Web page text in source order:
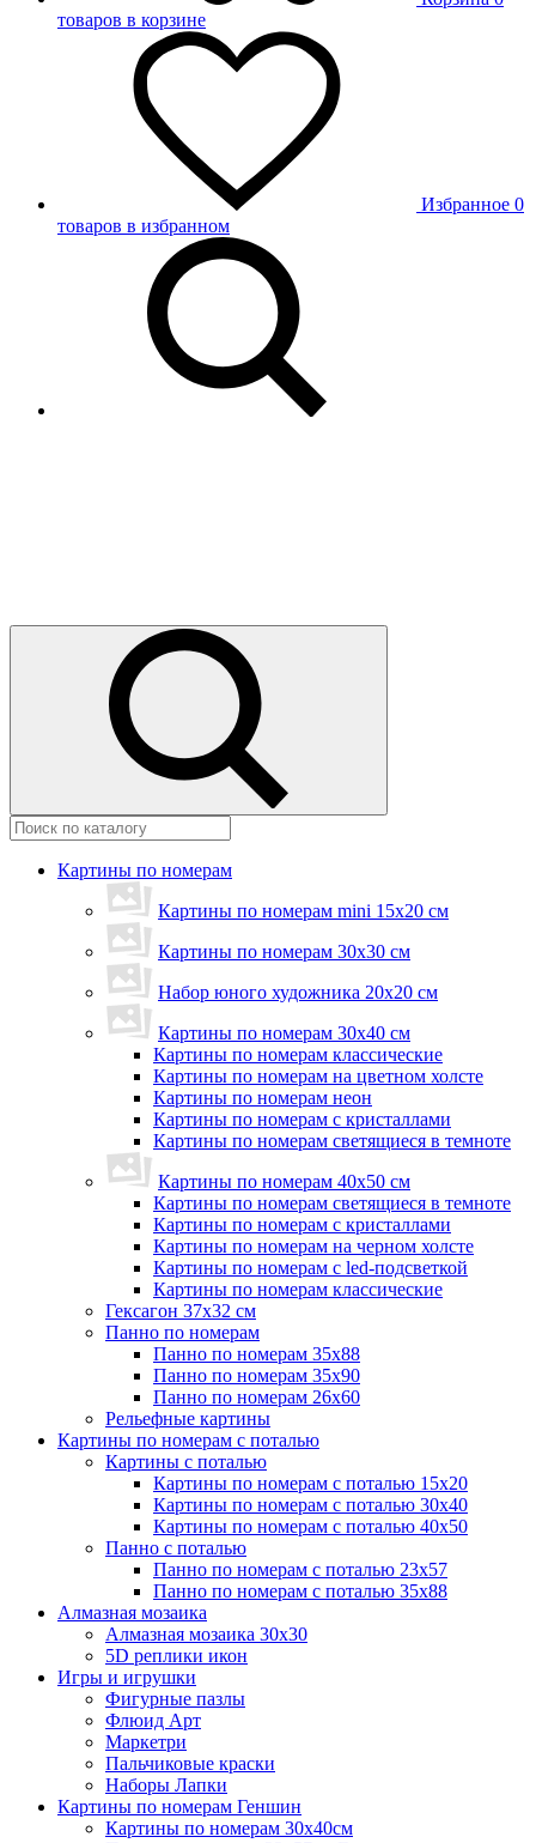
товаров в корзине
Избранное 0
товаров в избранном
Картины по номерам
Картины по номерам mini 15х20 см
Картины по номерам 30x30 см
Набор юного художника 20х20 см
Картины по номерам 30х40 см
Картины по номерам классические
Картины по номерам на цветном холсте
Картины по номерам неон
Картины по номерам с кристаллами
Картины по номерам светящиеся в темноте
Картины по номерам 40х50 см
Картины по номерам светящиеся в темноте
Картины по номерам с кристаллами
Картины по номерам на черном холсте
Картины по номерам с led-подсветкой
Картины по номерам классические
Гексагон 37х32 см
Панно по номерам
Панно по номерам 35х88
Панно по номерам 35х90
Панно по номерам 26х60
Рельефные картины
Картины по номерам с поталью
Картины с поталью
Картины по номерам с поталью 15х20
Картины по номерам с поталью 30х40
Картины по номерам с поталью 40х50
Панно с поталью
Панно по номерам с поталью 23х57
Панно по номерам с поталью 35х88
Алмазная мозаика
Алмазная мозаика 30х30
5D реплики икон
Игры и игрушки
Фигурные пазлы
Флюид Арт
Маркетри
Пальчиковые краски
Наборы Лапки
Картины по номерам Геншин
Картины по номерам 30х40см